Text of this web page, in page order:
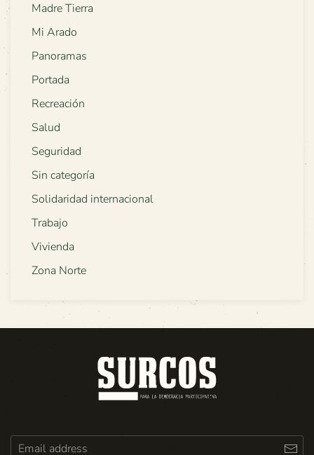
Madre Tierra
Mi Arado
Panoramas
Portada
Recreación
Salud
Seguridad
Sin categoría
Solidaridad internacional
Trabajo
Vivienda
Zona Norte